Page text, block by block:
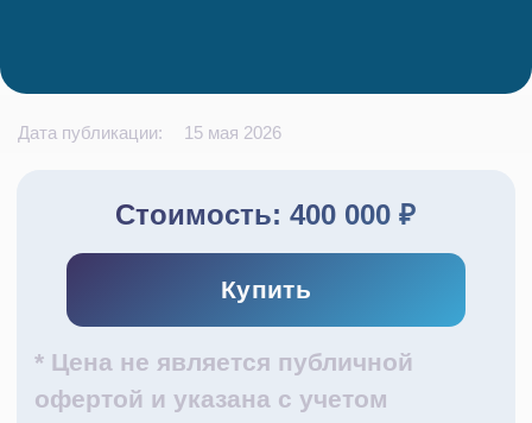
Купить
* Цена не является публичной
которые описаны в приведенном
кейсе. Итоговая стоимость может
индивидуальных условий и
требований заказчика.